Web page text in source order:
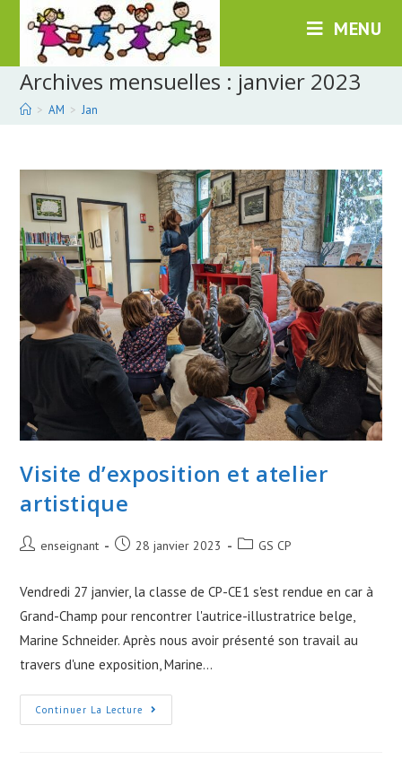
content
MENU
Archives mensuelles : janvier 2023
> AM > Jan
Visite d’exposition et atelier
artistique
Postenseignant
Post28 janvier 2023
PostGS CP
Vendredi 27 janvier, la classe de CP-CE1 s'est rendue en car à
Grand-Champ pour rencontrer l'autrice-illustratrice belge,
Marine Schneider. Après nous avoir présenté son travail au
travers d'une exposition, Marine…
Continuer La Lecture Visite
D’exposition